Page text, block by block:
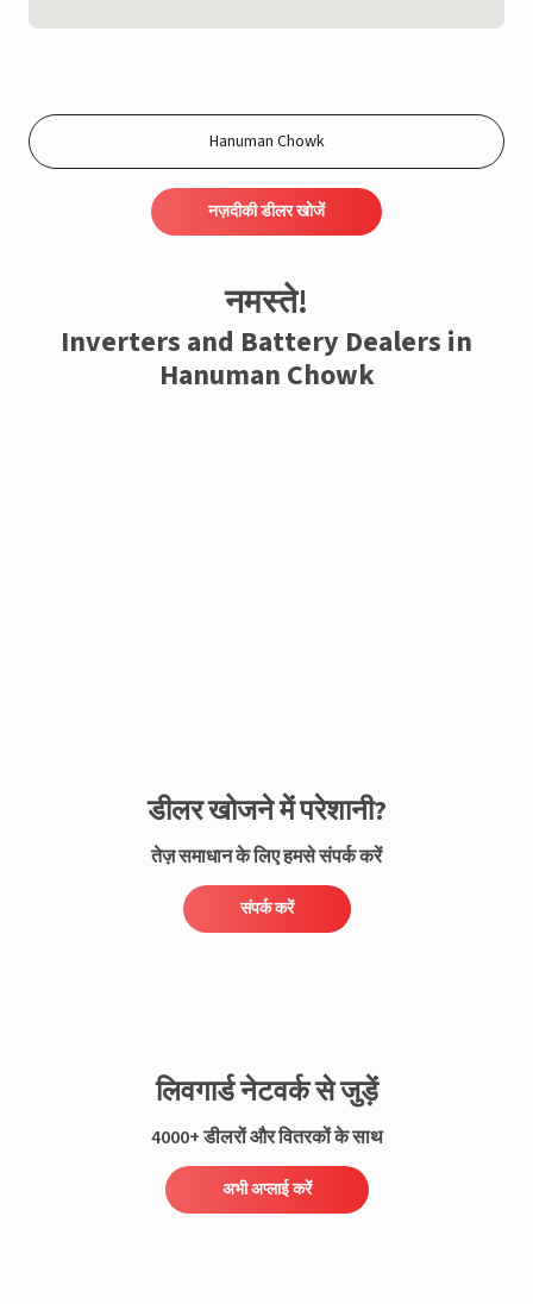
नज़दीकी डीलर खोजें
नमस्ते!
Inverters and Battery Dealers in
Hanuman Chowk
डीलर खोजने में परेशानी?
तेज़ समाधान के लिए हमसे संपर्क करें
संपर्क करें
लिवगार्ड नेटवर्क से जुड़ें
4000+ डीलरों और वितरकों के साथ
अभी अप्लाई करें